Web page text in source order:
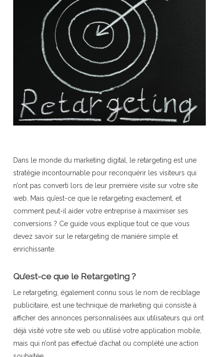
Dans le monde du marketing digital, le retargeting est une
stratégie incontournable pour reconquérir les visiteurs qui
n’ont pas converti lors de leur première visite sur votre site
web. Mais qu’est-ce que le retargeting exactement, et
comment peut-il aider votre entreprise à maximiser ses
conversions ? Ce guide vous explique tout ce que vous
devez savoir sur le retargeting de manière simple et
enrichissante.
Qu’est-ce que le Retargeting ?
Le retargeting, également connu sous le nom de reciblage
publicitaire, est une technique de marketing qui consiste à
afficher des annonces personnalisées aux utilisateurs qui ont
déjà visité votre site web ou utilisé votre application mobile,
mais qui n’ont pas effectué d’achat ou complété une action